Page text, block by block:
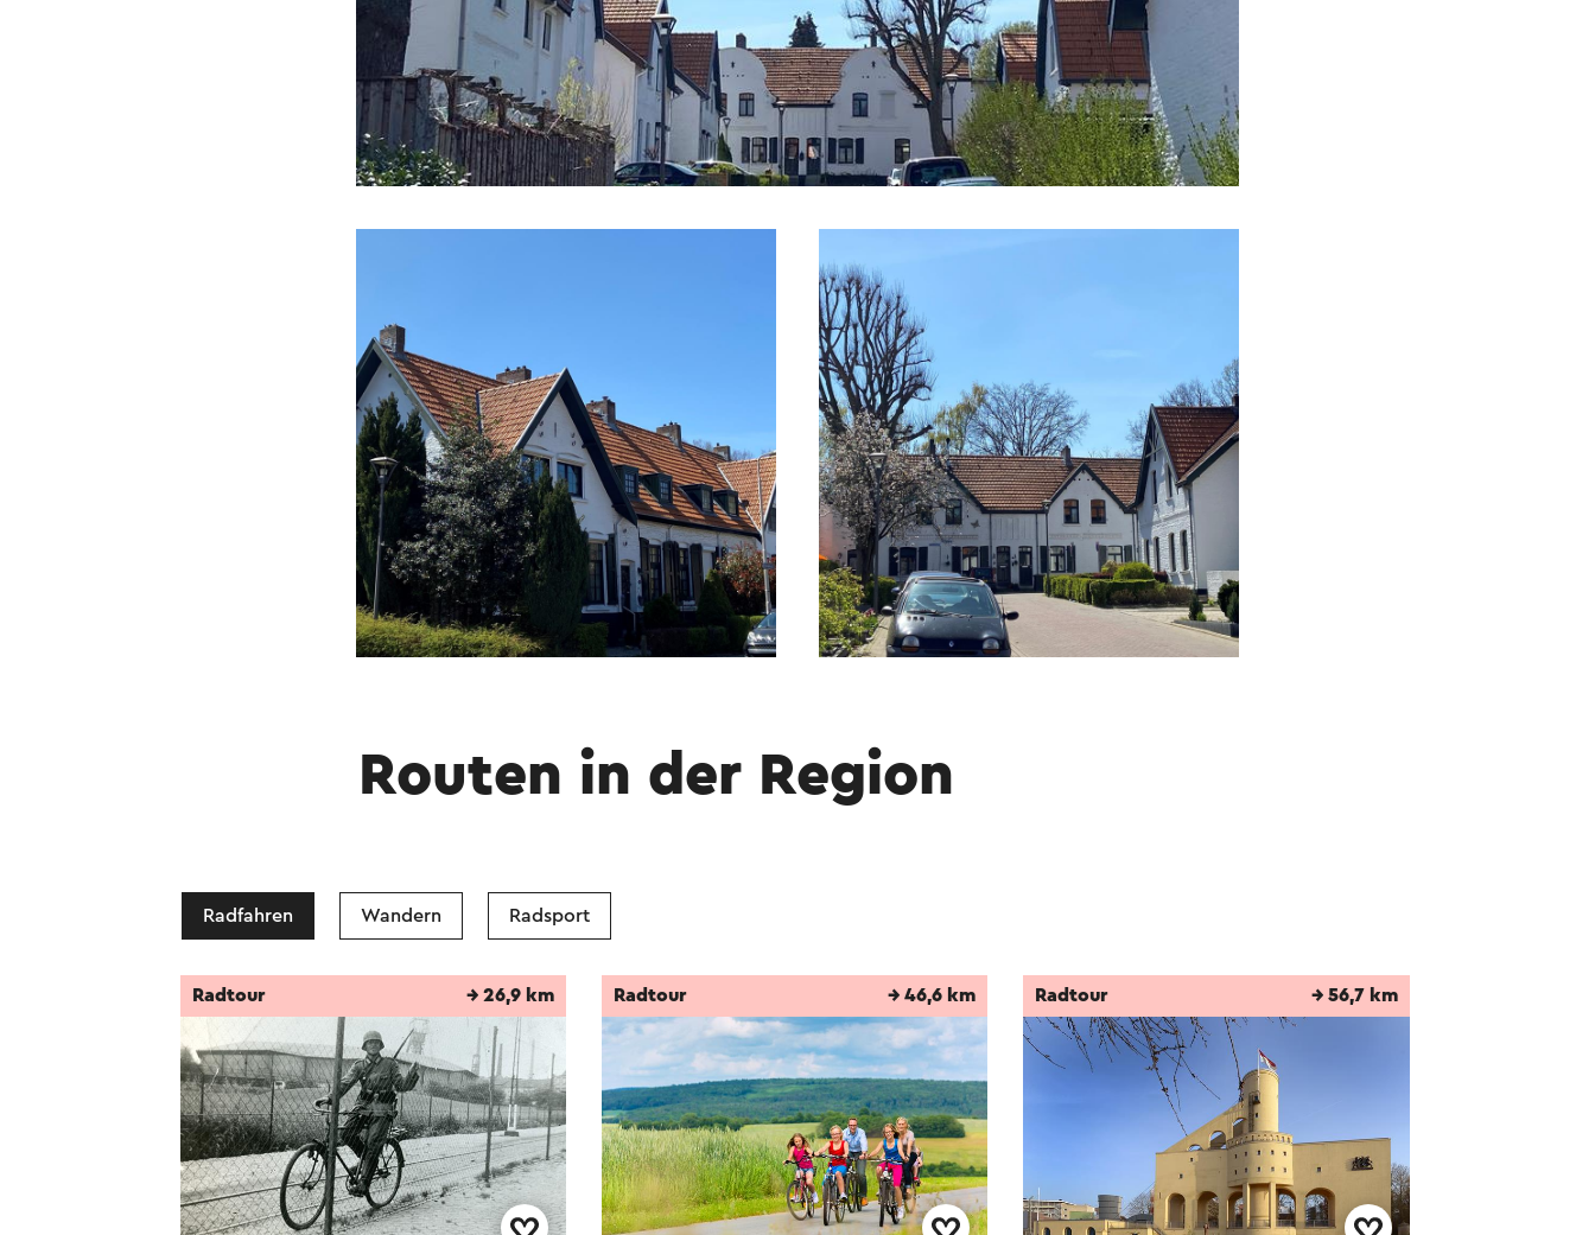
es etwa elf verschiedene Varianten gibt.
Das Erscheinungsbild ist frisch: rote Tuile du Nord-Dachziegel mit dunkelgrüner
Blende und hier und da eine hölzerne Querverbindung. Neben den Spitzgiebeln gibt
es auch Glockengiebel. Als Dekoration auf den Dächern ein Pylon oder Pirankel, ein
kugelförmiger Turm, der auch anderswo vorkommt, etwa in Beersdal.
Alle Häuser sind weiß gestrichen, die 50 bis 100 Zentimeter hohen Sockelleisten sind
zementiert und mit schwarzem Teer überzogen, wodurch ein starker Kontrast
entsteht. Eine weitere lustige Tatsache: Das niederländische Drama „Antonia“ (1995)
mit Willeke van Ammelrooy wurde teilweise hier gedreht.
Dieser Text wurde mit Hilfe eines Online-Übersetzungsdienstes automatisch übersetzt.
Routen in der Region
Radfahren Wandern Radsport
Radtour → 26,9 km Radtour → 46,6 km Radtour → 56,7 km